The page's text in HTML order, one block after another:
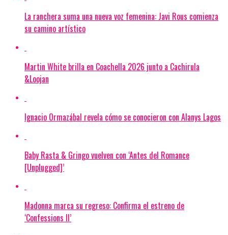
La ranchera suma una nueva voz femenina: Javi Rous comienza
su camino artístico
Martin White brilla en Coachella 2026 junto a Cachirula
&Loojan
Ignacio Ormazábal revela cómo se conocieron con Alanys Lagos
Baby Rasta & Gringo vuelven con ‘Antes del Romance
[Unplugged]’
Madonna marca su regreso: Confirma el estreno de
‘Confessions II’